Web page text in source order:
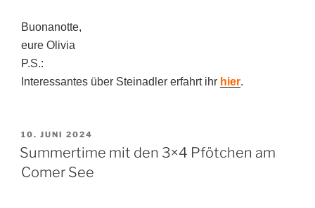
Buonanotte,
eure Olivia
P.S.:
Interessantes über Steinadler erfahrt ihr hier.
VERÖFFENTLICHT
AM
10. JUNI 2024
Summertime mit den 3×4 Pfötchen am
Comer See